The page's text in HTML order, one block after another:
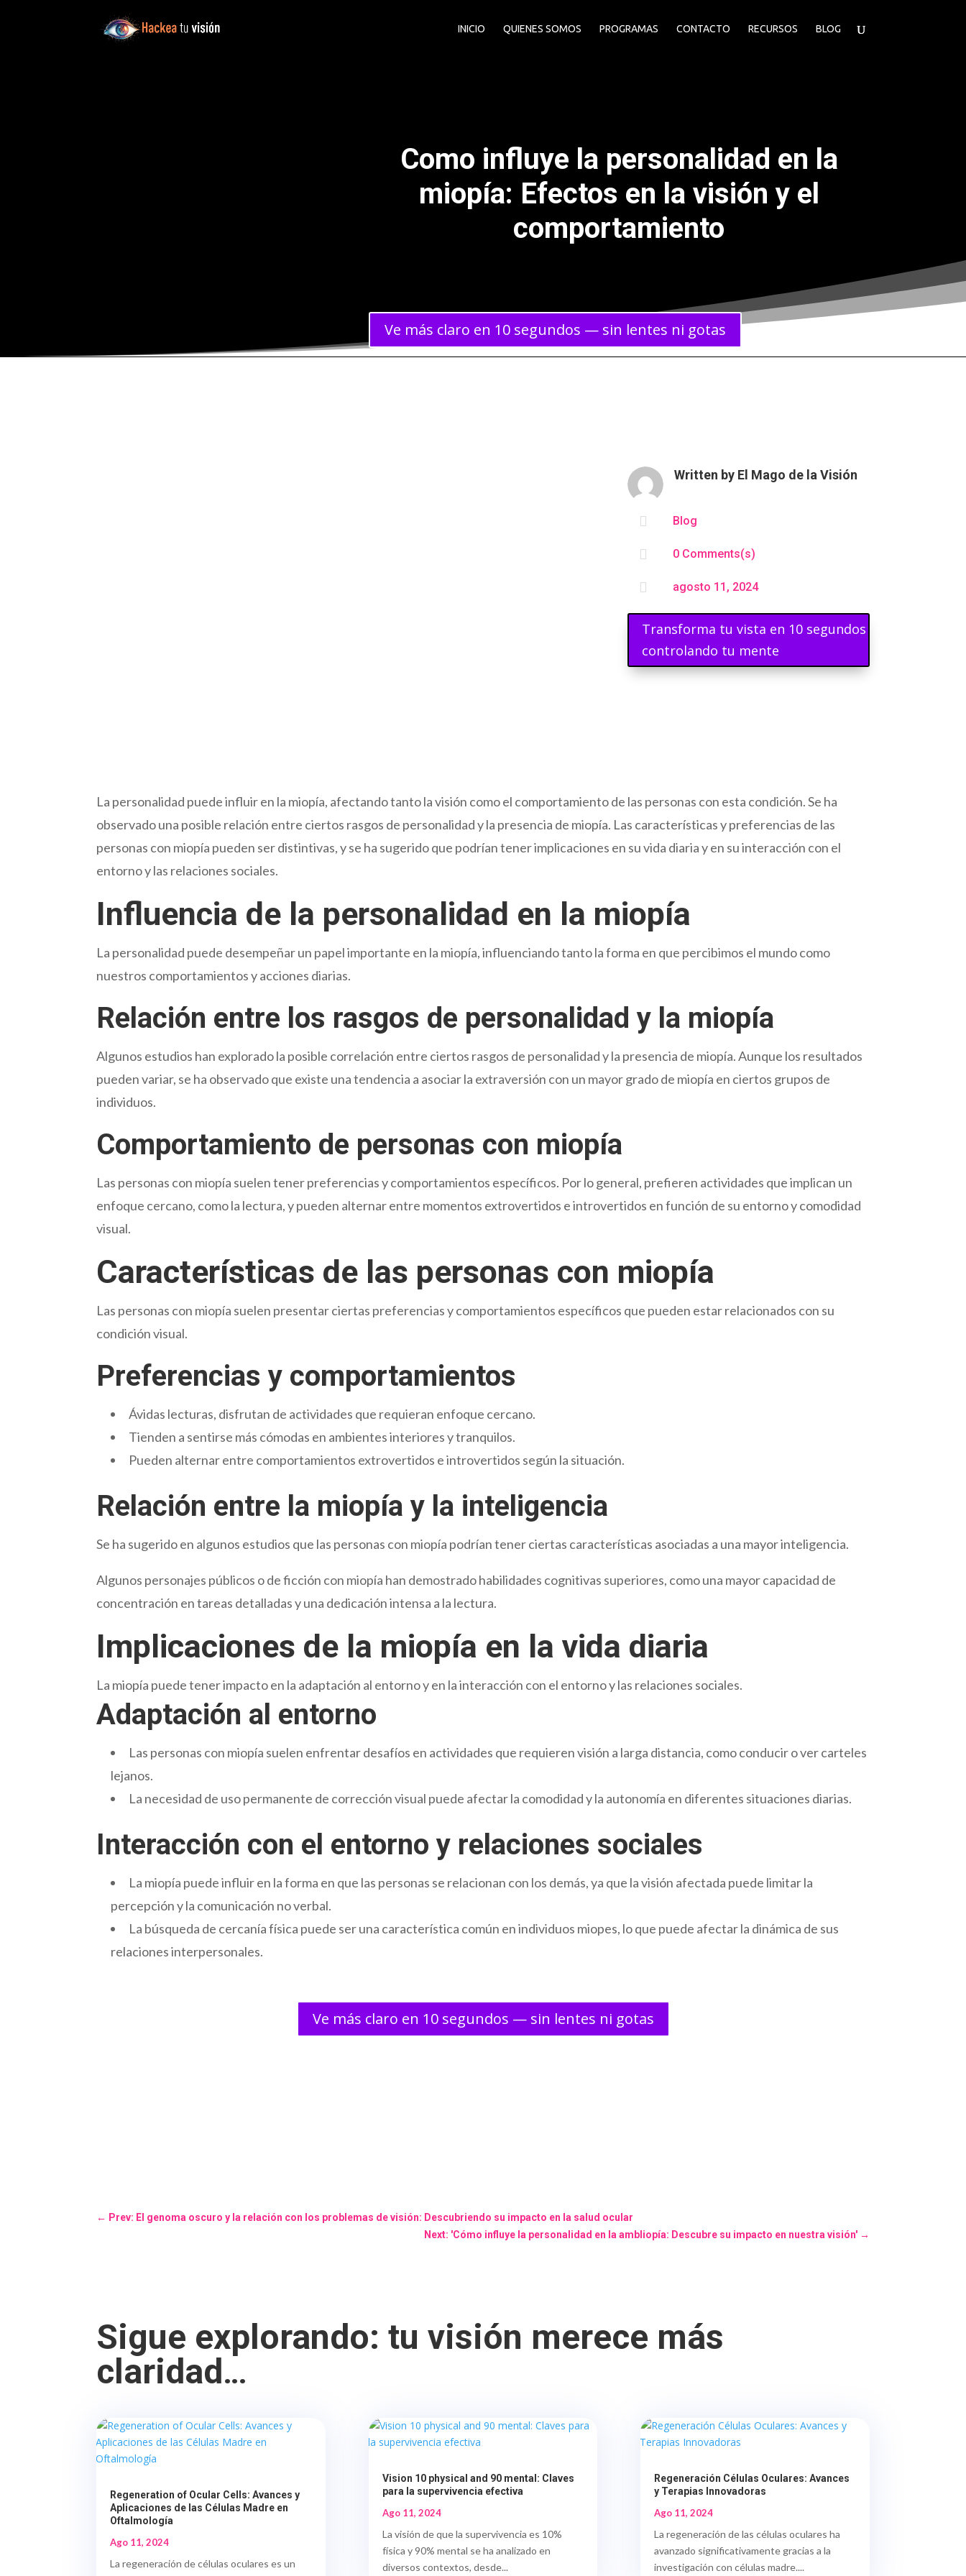
INICIO QUIENES SOMOS PROGRAMAS CONTACTO RECURSOS BLOG
Como influye la personalidad en la
miopía: Efectos en la visión y el
comportamiento
Ve más claro en 10 segundos — sin lentes ni gotas
Written by El Mago de la Visión
 Blog
 0 Comments(s)
 agosto 11, 2024
Transforma tu vista en 10 segundos
controlando tu mente
La personalidad puede influir en la miopía, afectando tanto la visión como el comportamiento de las personas con esta condición. Se ha
observado una posible relación entre ciertos rasgos de personalidad y la presencia de miopía. Las características y preferencias de las
personas con miopía pueden ser distintivas, y se ha sugerido que podrían tener implicaciones en su vida diaria y en su interacción con el
entorno y las relaciones sociales.
Influencia de la personalidad en la miopía
La personalidad puede desempeñar un papel importante en la miopía, influenciando tanto la forma en que percibimos el mundo como
nuestros comportamientos y acciones diarias.
Relación entre los rasgos de personalidad y la miopía
Algunos estudios han explorado la posible correlación entre ciertos rasgos de personalidad y la presencia de miopía. Aunque los resultados
pueden variar, se ha observado que existe una tendencia a asociar la extraversión con un mayor grado de miopía en ciertos grupos de
individuos.
Comportamiento de personas con miopía
Las personas con miopía suelen tener preferencias y comportamientos específicos. Por lo general, prefieren actividades que implican un
enfoque cercano, como la lectura, y pueden alternar entre momentos extrovertidos e introvertidos en función de su entorno y comodidad
visual.
Características de las personas con miopía
Las personas con miopía suelen presentar ciertas preferencias y comportamientos específicos que pueden estar relacionados con su
condición visual.
Preferencias y comportamientos
Ávidas lecturas, disfrutan de actividades que requieran enfoque cercano.
Tienden a sentirse más cómodas en ambientes interiores y tranquilos.
Pueden alternar entre comportamientos extrovertidos e introvertidos según la situación.
Relación entre la miopía y la inteligencia
Se ha sugerido en algunos estudios que las personas con miopía podrían tener ciertas características asociadas a una mayor inteligencia.
Algunos personajes públicos o de ficción con miopía han demostrado habilidades cognitivas superiores, como una mayor capacidad de
concentración en tareas detalladas y una dedicación intensa a la lectura.
Implicaciones de la miopía en la vida diaria
La miopía puede tener impacto en la adaptación al entorno y en la interacción con el entorno y las relaciones sociales.
Adaptación al entorno
Las personas con miopía suelen enfrentar desafíos en actividades que requieren visión a larga distancia, como conducir o ver carteles
lejanos.
La necesidad de uso permanente de corrección visual puede afectar la comodidad y la autonomía en diferentes situaciones diarias.
Interacción con el entorno y relaciones sociales
La miopía puede influir en la forma en que las personas se relacionan con los demás, ya que la visión afectada puede limitar la
percepción y la comunicación no verbal.
La búsqueda de cercanía física puede ser una característica común en individuos miopes, lo que puede afectar la dinámica de sus
relaciones interpersonales.
Ve más claro en 10 segundos — sin lentes ni gotas
← Prev: El genoma oscuro y la relación con los problemas de visión: Descubriendo su impacto en la salud ocular
Next: 'Cómo influye la personalidad en la ambliopía: Descubre su impacto en nuestra visión'→
Sigue explorando: tu visión merece más
claridad…
Regeneration of Ocular Cells: Avances y
Aplicaciones de las Células Madre en
Oftalmología
Ago 11, 2024
La regeneración de células oculares es un
Vision 10 physical and 90 mental: Claves
para la supervivencia efectiva
Ago 11, 2024
La visión de que la supervivencia es 10%
física y 90% mental se ha analizado en
diversos contextos, desde...
Regeneración Células Oculares: Avances
y Terapias Innovadoras
Ago 11, 2024
La regeneración de las células oculares ha
avanzado significativamente gracias a la
investigación con células madre....